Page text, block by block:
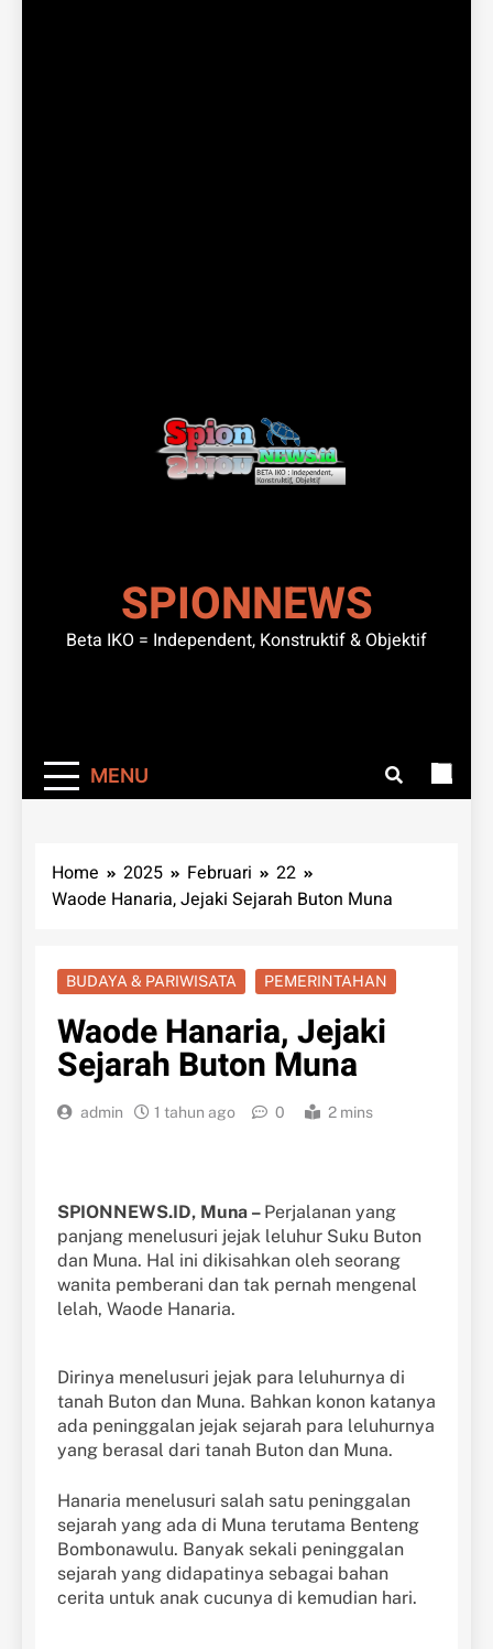
SPIONNEWS
Beta IKO = Independent, Konstruktif & Objektif
MENU
Home 2025 Februari
22
Waode Hanaria, Jejaki Sejarah Buton Muna
BUDAYA & PARIWISATA PEMERINTAHAN
Waode Hanaria, Jejaki
Sejarah Buton Muna
admin 1 tahun ago 0 2 mins
SPIONNEWS.ID, Muna – Perjalanan yang
panjang menelusuri jejak leluhur Suku Buton
dan Muna. Hal ini dikisahkan oleh seorang
wanita pemberani dan tak pernah mengenal
lelah, Waode Hanaria.
Dirinya menelusuri jejak para leluhurnya di
tanah Buton dan Muna. Bahkan konon katanya
ada peninggalan jejak sejarah para leluhurnya
yang berasal dari tanah Buton dan Muna.
Hanaria menelusuri salah satu peninggalan
sejarah yang ada di Muna terutama Benteng
Bombonawulu. Banyak sekali peninggalan
sejarah yang didapatinya sebagai bahan
cerita untuk anak cucunya di kemudian hari.